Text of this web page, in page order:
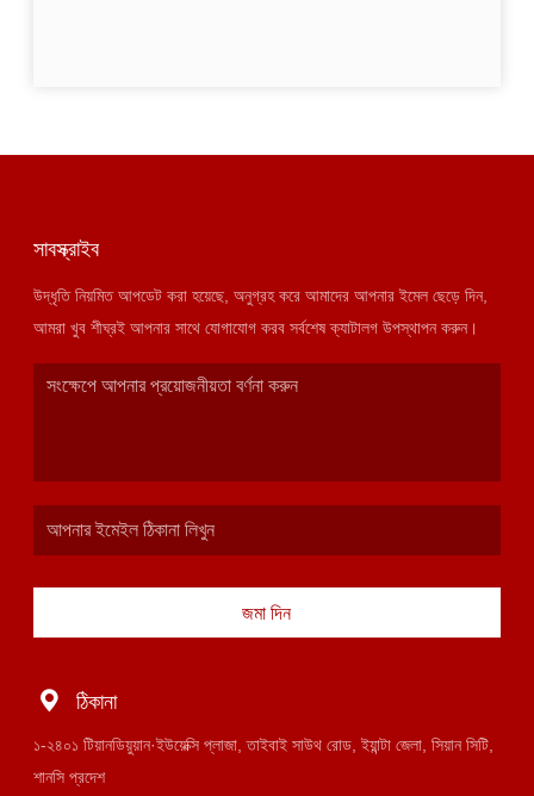
সাবস্ক্রাইব
উদ্ধৃতি নিয়মিত আপডেট করা হয়েছে, অনুগ্রহ করে আমাদের আপনার ইমেল ছেড়ে দিন,
আমরা খুব শীঘ্রই আপনার সাথে যোগাযোগ করব সর্বশেষ ক্যাটালগ উপস্থাপন করুন।
জমা দিন
ঠিকানা
১-২৪০১ টিয়ানডিয়ুয়ান·ইউয়েক্সি প্লাজা, তাইবাই সাউথ রোড, ইয়ান্টা জেলা, সিয়ান সিটি,
শানসি প্রদেশ